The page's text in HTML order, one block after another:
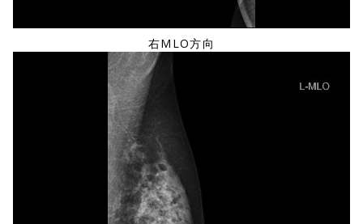
右MLO方向